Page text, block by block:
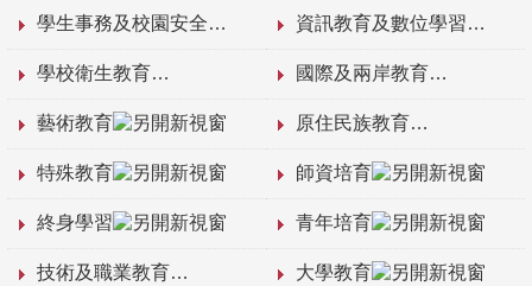
學生事務及校園安全 資訊教育及數位學習
學校衛生教育 國際及兩岸教育
藝術教育 原住民族教育
特殊教育 師資培育
終身學習 青年培育
技術及職業教育 大學教育